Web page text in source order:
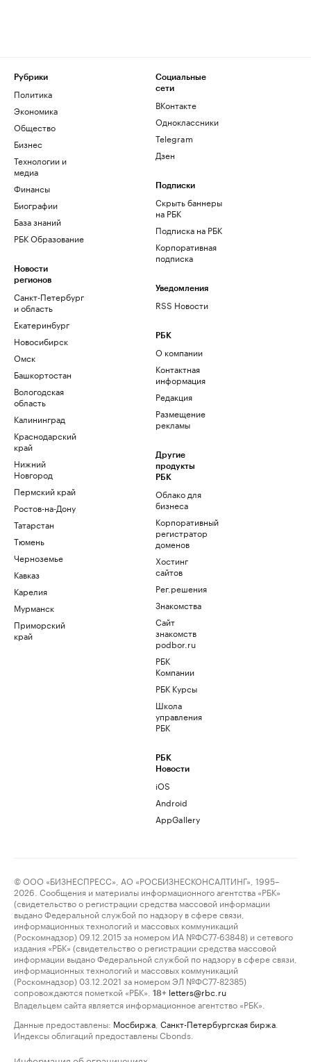
Рубрики
Политика
Экономика
Общество
Бизнес
Технологии и
медиа
Финансы
Биографии
База знаний
РБК Образование
Новости
регионов
Санкт-Петербург
и область
Екатеринбург
Новосибирск
Омск
Башкортостан
Вологодская
область
Калининград
Краснодарский
край
Нижний
Новгород
Пермский край
Ростов-на-Дону
Татарстан
Тюмень
Черноземье
Кавказ
Карелия
Мурманск
Приморский
край
Социальные
сети
ВКонтакте
Одноклассники
Telegram
Дзен
Подписки
Скрыть баннеры
на РБК
Подписка на РБК
Корпоративная
подписка
Уведомления
RSS Новости
РБК
О компании
Контактная
информация
Редакция
Размещение
рекламы
Другие
продукты
РБК
Облако для
бизнеса
Корпоративный
регистратор
доменов
Хостинг
сайтов
Рег.решения
Знакомства
Сайт
знакомств
podbor.ru
РБК
Компании
РБК Курсы
Школа
управления
РБК
РБК
Новости
iOS
Android
AppGallery
© ООО «БИЗНЕСПРЕСС», АО «РОСБИЗНЕСКОНСАЛТИНГ», 1995–
2026. Сообщения и материалы информационного агентства «РБК»
(свидетельство о регистрации средства массовой информации
выдано Федеральной службой по надзору в сфере связи,
информационных технологий и массовых коммуникаций
(Роскомнадзор) 09.12.2015 за номером ИА №ФС77-63848) и сетевого
издания «РБК» (свидетельство о регистрации средства массовой
информации выдано Федеральной службой по надзору в сфере связи,
информационных технологий и массовых коммуникаций
(Роскомнадзор) 03.12.2021 за номером ЭЛ №ФС77-82385)
сопровождаются пометкой «РБК».
18+ letters@rbc.ru
Владельцем сайта является информационное агентство «РБК».
Данные предоставлены: Мосбиржа Санкт-Петербургская биржа
Индексы облигаций предоставлены Cbonds.